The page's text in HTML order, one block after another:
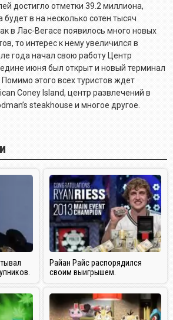
достигло отметки 39.2 миллиона,
в на несколько сотен тысяч
в Лас-Вегасе появилось много новых
то интерес к нему увеличился в
года начал свою работу Центр
июня был открыт и новый терминал
этого всех туристов ждет
Coney Island, центр развлечений в
steakhouse и многое другое.
Райан Райс распорядился
своим выигрышем.